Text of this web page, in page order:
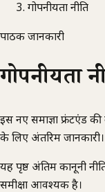
गोपनीयता नीति
पाठक जानकारी
गोपनीयता
इस नए समाज्ञा फ्रंटएंड
के लिए अंतरिम जानकारी।
यह पृष्ठ अंतिम कानूनी
समीक्षा आवश्यक है।